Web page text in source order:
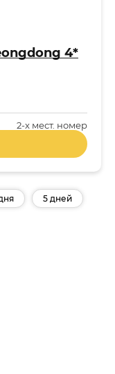
4*
2-x мест. номер
5 дней